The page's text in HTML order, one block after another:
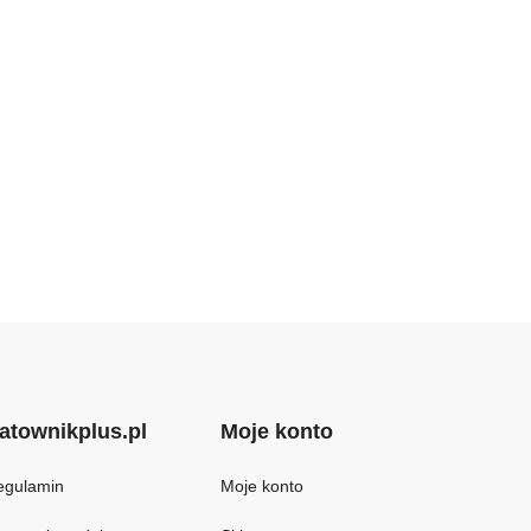
Moje konto
Moje konto